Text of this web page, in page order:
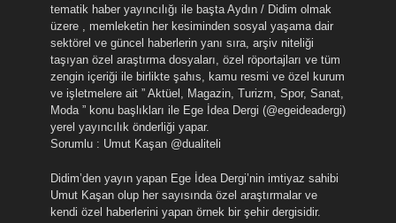
tematik haber yayıncılığı ile başta Aydın / Didim olmak
üzere , memleketin her kesiminden sosyal yaşama dair
sektörel ve güncel haberlerin yanı sıra, arşiv niteliği
taşıyan özel araştırma dosyaları, özel röportajları ve tüm
zengin içeriği ile birlikte şahıs, kamu resmi ve özel kurum
ve işletmelere ait ” Aktüel, Magazin, Turizm, Spor, Sanat,
Moda ” konu başlıkları ile Ege İdea Dergi (@egeideadergi)
yerel yayıncılık önderliği yapar.
Sorumlu : Umut Kaşan @dualiteli
Didim’den yayın yapan Ege İdea Dergi’nin imtiyaz sahibi
Umut Kaşan olup her sayısında özel araştırmalar ve
kendi özel haberlerini yapan örnek bir şehir dergisidir.